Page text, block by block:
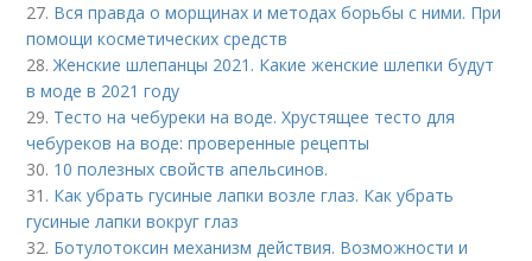
27. Вся правда о морщинах и методах борьбы с ними. При
помощи косметических средств
28.Женские шлепанцы 2021. Какие женские шлепки будут
в моде в 2021 году
29. Тесто на чебуреки на воде. Хрустящее тесто для
чебуреков на воде: проверенные рецепты
30. 10 полезных свойств апельсинов.
31. Как убрать гусиные лапки возле глаз. Как убрать
гусиные лапки вокруг глаз
32. Ботулотоксин механизм действия. Возможности и